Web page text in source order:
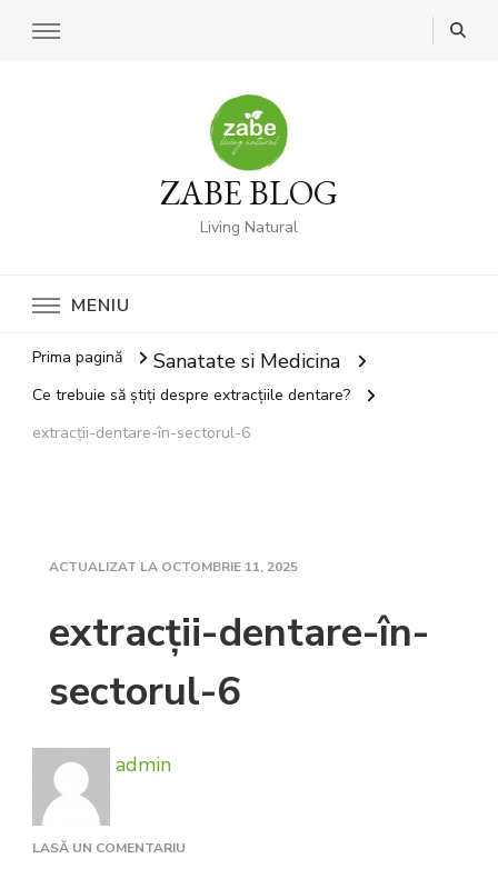
ZABE BLOG
Living Natural
MENIU
Prima pagină Sanatate si Medicina
Ce trebuie să știți despre extracțiile dentare?
extracții-dentare-în-sectorul-6
ACTUALIZAT LA OCTOMBRIE 11, 2025
extracții-dentare-în-
sectorul-6
admin
LASĂ UN COMENTARIU